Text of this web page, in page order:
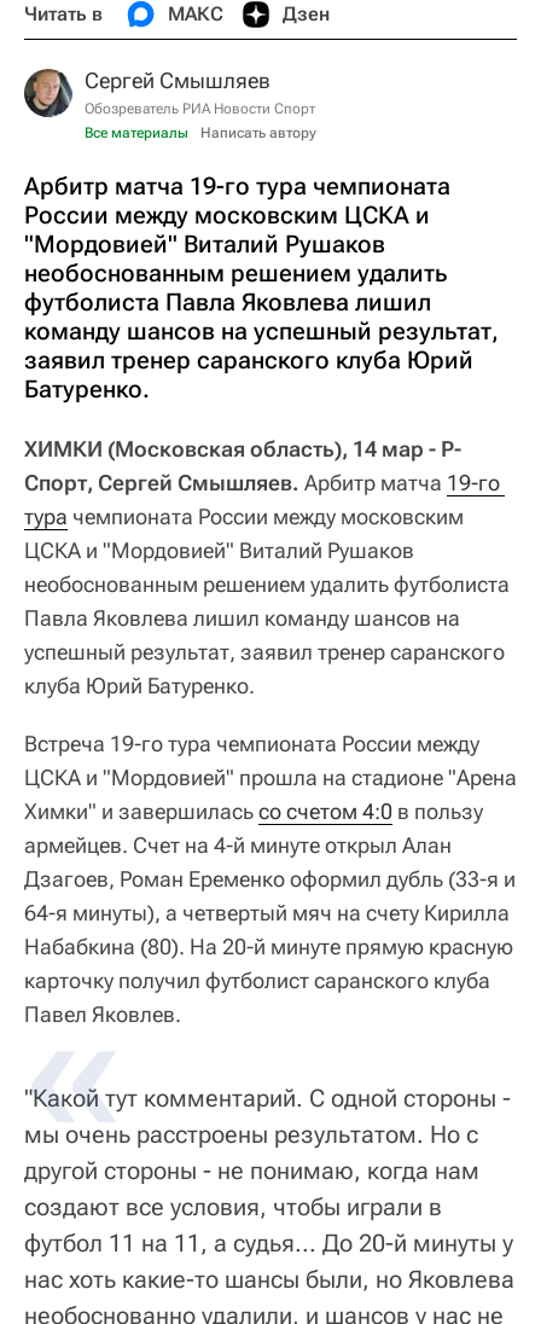
Читать в МАКС Дзен
Сергей Смышляев
Обозреватель РИА Новости Спорт
Все материалы
Написать автору
Арбитр матча 19-го тура чемпионата
России между московским ЦСКА и
"Мордовией" Виталий Рушаков
необоснованным решением удалить
футболиста Павла Яковлева лишил
команду шансов на успешный результат,
заявил тренер саранского клуба Юрий
Батуренко.
ХИМКИ (Московская область), 14 мар - Р-
Спорт, Сергей Смышляев. Арбитр матча 19-го
тура чемпионата России между московским
ЦСКА и "Мордовией" Виталий Рушаков
необоснованным решением удалить футболиста
Павла Яковлева лишил команду шансов на
успешный результат, заявил тренер саранского
клуба Юрий Батуренко.
Встреча 19-го тура чемпионата России между
ЦСКА и "Мордовией" прошла на стадионе "Арена
Химки" и завершиласьсо счетом 4:0 в пользу
армейцев. Счет на 4-й минуте открыл Алан
Дзагоев, Роман Еременко оформил дубль (33-я и
64-я минуты), а четвертый мяч на счету Кирилла
Набабкина (80). На 20-й минуте прямую красную
карточку получил футболист саранского клуба
Павел Яковлев.
"Какой тут комментарий. С одной стороны -
мы очень расстроены результатом. Но с
другой стороны - не понимаю, когда нам
создают все условия, чтобы играли в
футбол 11 на 11, а судья... До 20-й минуты у
нас хоть какие-то шансы были, но Яковлева
необоснованно удалили, и шансов у нас не